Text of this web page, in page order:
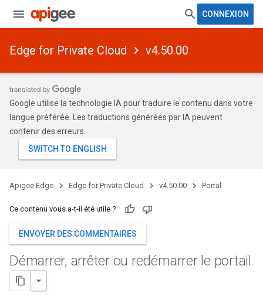
CONNEXION
Edge for Private Cloud v4.50.00
Google utilise la technologie IA pour traduire le contenu dans votre
langue préférée. Les traductions générées par IA peuvent
contenir des erreurs.
Apigee Edge Edge for Private Cloud v4.50.00 Portal
Ce contenu vous a-t-il été utile ?
ENVOYER DES COMMENTAIRES
Démarrer, arrêter ou redémarrer le portail